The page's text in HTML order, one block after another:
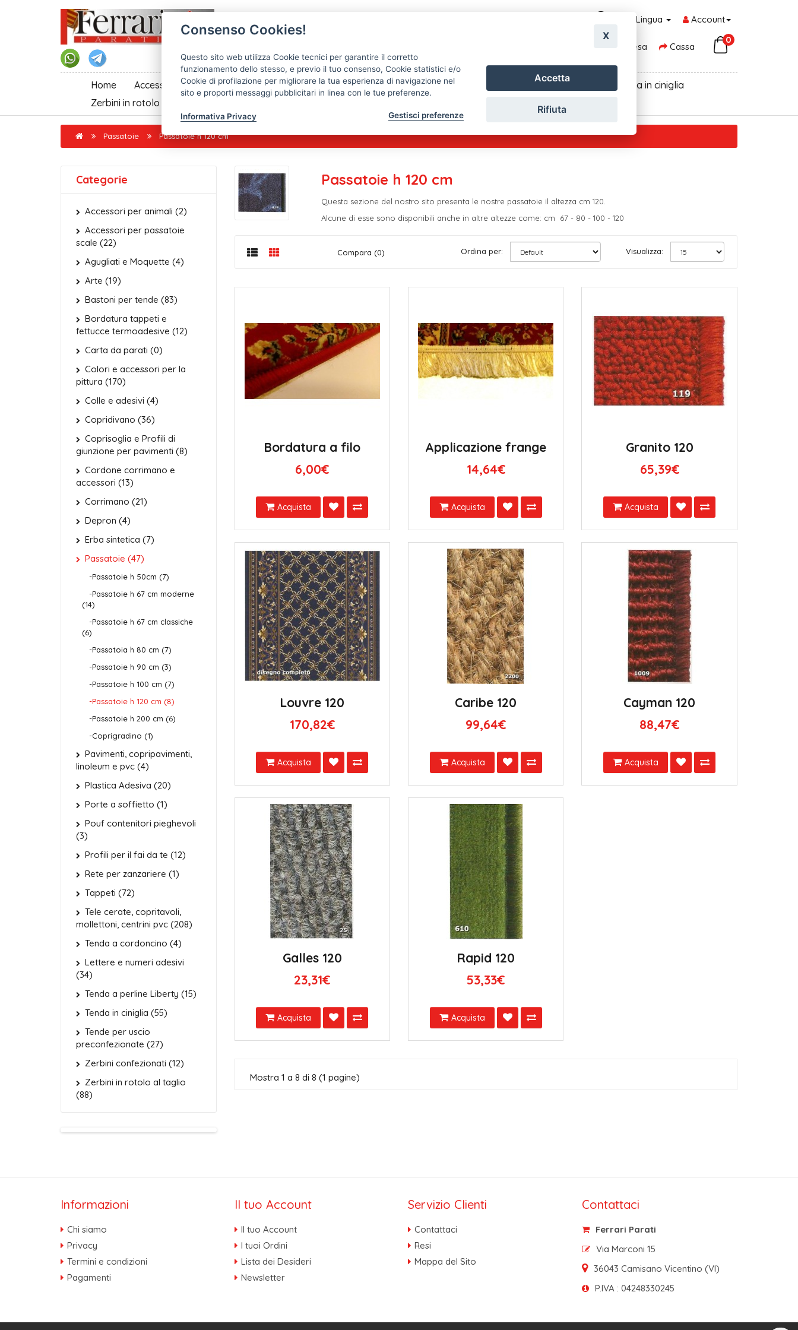
Lingua Account
Carrello della Spesa Cassa
0
Home Accessori per passatoie scale Passatoie Tappeti Tele cerate, copritavoli, mollettoni, centrini pvc
Tenda in ciniglia
Zerbini in rotolo al taglio
Passatoie Passatoie h 120 cm
Categorie
Accessori per animali (2)
Accessori per passatoie
scale (22)
Agugliati e Moquette (4)
Arte (19)
Bastoni per tende (83)
Bordatura tappeti e
fettucce termoadesive (12)
Carta da parati (0)
Colori e accessori per la
pittura (170)
Colle e adesivi (4)
Copridivano (36)
Coprisoglia e Profili di
giunzione per pavimenti (8)
Cordone corrimano e
accessori (13)
Corrimano (21)
Depron (4)
Erba sintetica (7)
Passatoie (47)
-Passatoie h 50cm (7)
-Passatoie h 67 cm moderne
(14)
-Passatoie h 67 cm classiche
(6)
-Passatoia h 80 cm (7)
-Passatoie h 90 cm (3)
-Passatoie h 100 cm (7)
-Passatoie h 120 cm (8)
-Passatoie h 200 cm (6)
-Coprigradino (1)
Pavimenti, copripavimenti,
linoleum e pvc (4)
Plastica Adesiva (20)
Porte a soffietto (1)
Pouf contenitori pieghevoli
(3)
Profili per il fai da te (12)
Rete per zanzariere (1)
Tappeti (72)
Tele cerate, copritavoli,
mollettoni, centrini pvc (208)
Tenda a cordoncino (4)
Lettere e numeri adesivi
(34)
Tenda a perline Liberty (15)
Tenda in ciniglia (55)
Tende per uscio
preconfezionate (27)
Zerbini confezionati (12)
Zerbini in rotolo al taglio
(88)
Passatoie h 120 cm
Questa sezione del nostro sito presenta le nostre passatoie il altezza cm 120.
Alcune di esse sono disponibili anche in altre altezze come: cm 67 - 80 - 100 - 120
Compara (0) Ordina per: Visualizza:
Bordatura a filo
6,00€
Acquista
Applicazione frange
14,64€
Acquista
Granito 120
65,39€
Acquista
Louvre 120
170,82€
Acquista
Caribe 120
99,64€
Acquista
Cayman 120
88,47€
Acquista
Galles 120
23,31€
Acquista
Rapid 120
53,33€
Acquista
Mostra 1 a 8 di 8 (1 pagine)
Informazioni
Chi siamo
Privacy
Termini e condizioni
Pagamenti
Il tuo Account
Il tuo Account
I tuoi Ordini
Lista dei Desideri
Newsletter
Servizio Clienti
Contattaci
Resi
Mappa del Sito
Contattaci
Ferrari Parati
Via Marconi 15
36043 Camisano Vicentino (VI)
P.IVA : 04248330245
X
Consenso Cookies!
Questo sito web utilizza Cookie tecnici per garantire il corretto
funzionamento dello stesso, e previo il tuo consenso, Cookie statistici e/o
Cookie di profilazione per migliorare la tua esperienza di navigazione nel
sito e proporti messaggi pubblicitari in linea con le tue preferenze.
Informativa Privacy Gestisci preferenze
Accetta
Rifiuta